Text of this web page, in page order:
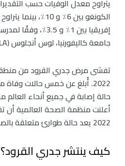
يتراوح معدل الوفيات حسب
الكونغو بين 6٪ و
إفريقيا بين 1٪ و
جامعة كاليفورنيا، لوس أنجلوس (UCLA).
تفشى مرض جدري القرود من
أعلنت منظمة الصحة العالمية
2022 يعد حالة طوارئ متعلقة بالصحة العامة.
كيف ينتشر جدري القرود؟